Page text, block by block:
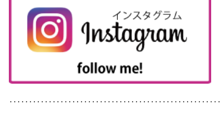
････････････････････････････････････････････････････